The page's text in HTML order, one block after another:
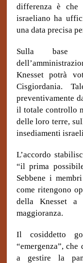
differenza è
israeliano ha
una data precisa
Sulla base
Knesset potrà
Cisgiordania.
preventivamente
il totale controllo
delle loro terre,
insediamenti
L’accordo
“il prima
Sebbene i
come ritengono
della Knesset a
maggioranza.
Il cosiddetto
“emergenza”,
a gestire la